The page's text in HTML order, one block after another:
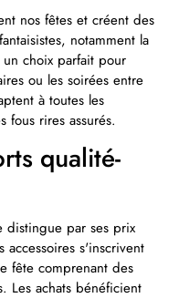
nos fêtes et créent des
notamment la
choix parfait pour
ou les soirées entre
à toutes les
fous rires assurés.
qualité-
distingue par ses prix
s'inscrivent
fête comprenant des
Les achats bénéficient